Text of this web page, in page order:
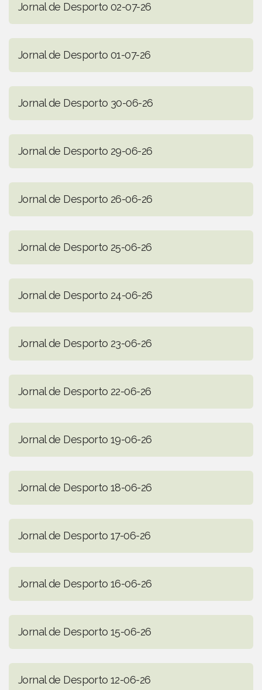
Jornal de Desporto 02-07-26
Jornal de Desporto 01-07-26
Jornal de Desporto 30-06-26
Jornal de Desporto 29-06-26
Jornal de Desporto 26-06-26
Jornal de Desporto 25-06-26
Jornal de Desporto 24-06-26
Jornal de Desporto 23-06-26
Jornal de Desporto 22-06-26
Jornal de Desporto 19-06-26
Jornal de Desporto 18-06-26
Jornal de Desporto 17-06-26
Jornal de Desporto 16-06-26
Jornal de Desporto 15-06-26
Jornal de Desporto 12-06-26